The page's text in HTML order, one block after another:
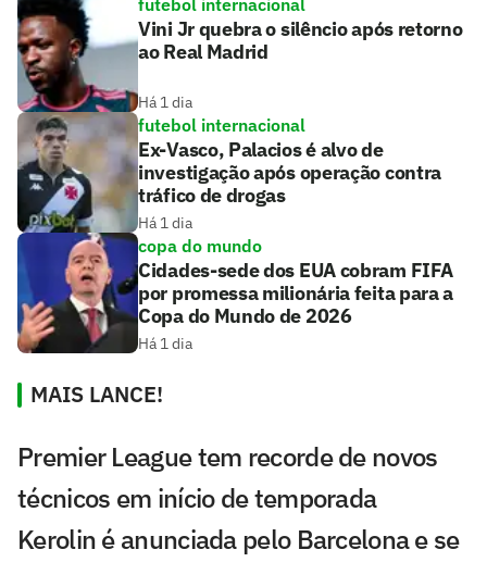
futebol internacional
Vini Jr quebra o silêncio após retorno
ao Real Madrid
Há 1 dia
futebol internacional
Ex-Vasco, Palacios é alvo de
investigação após operação contra
tráfico de drogas
Há 1 dia
copa do mundo
Cidades-sede dos EUA cobram FIFA
por promessa milionária feita para a
Copa do Mundo de 2026
Há 1 dia
MAIS LANCE!
Premier League tem recorde de novos
técnicos em início de temporada
Kerolin é anunciada pelo Barcelona e se